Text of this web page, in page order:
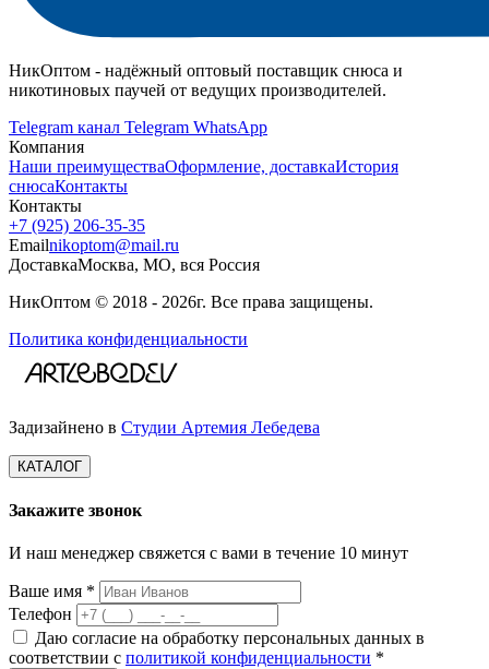
НикОптом - надёжный оптовый поставщик снюса и
никотиновых паучей от ведущих производителей.
Telegram канал Telegram WhatsApp
Компания
Наши преимуществаОформление, доставкаИстория
снюсаКонтакты
Контакты
+7 (925) 206‑35‑35
Emailnikoptom@mail.ru
ДоставкаМосква, МО, вся Россия
НикОптом © 2018 - 2026г. Все права защищены.
Политика конфиденциальности
Задизайнено в Студии Артемия Лебедева
КАТАЛОГ
Закажите звонок
И наш менеджер свяжется с вами в течение 10 минут
Ваше имя *
Телефон
Даю согласие на обработку персональных данных в
соответствии с политикой конфиденциальности *